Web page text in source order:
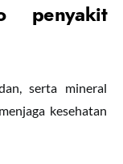
penyakit
serta mineral
kesehatan